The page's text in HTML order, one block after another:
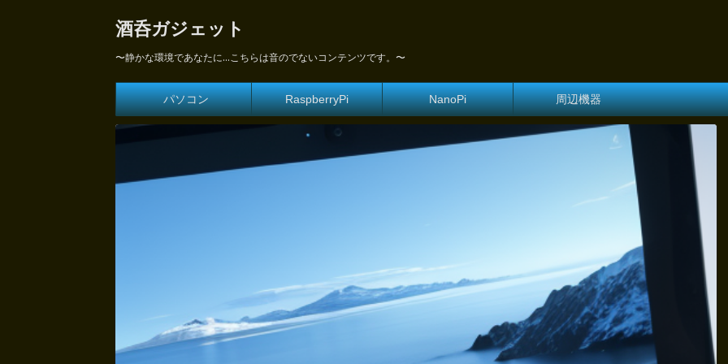
酒呑ガジェット
〜静かな環境であなたに...こちらは音のでないコンテンツです。〜
パソコン RaspberryPi NanoPi 周辺機器